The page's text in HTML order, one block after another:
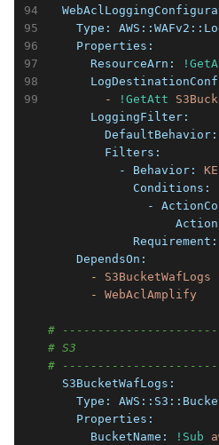
    Type:
    Properties:
      ResourceArn:
        -
!GetAtt
      LoggingFilter:
        DefaultBehavior:
        Filters:
          - Behavior:
            Conditions:
-
            Requirement:
    DependsOn:
      -
S3BucketWafLogs
      -
WebAclAmplify
#
# S3
#
  S3BucketWafLogs:
    Type:
    Properties:
      BucketName:
!Sub